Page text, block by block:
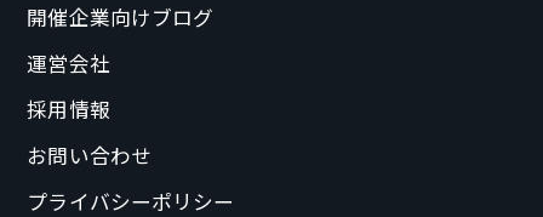
開催企業向けブログ
運営会社
採用情報
お問い合わせ
プライバシーポリシー